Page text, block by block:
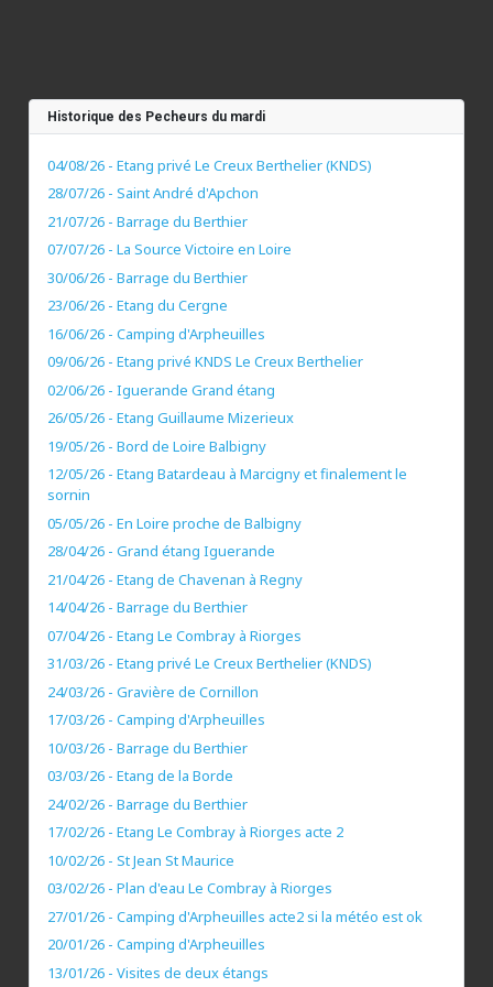
Historique des Pecheurs du mardi
04/08/26 - Etang privé Le Creux Berthelier (KNDS)
28/07/26 - Saint André d'Apchon
21/07/26 - Barrage du Berthier
07/07/26 - La Source Victoire en Loire
30/06/26 - Barrage du Berthier
23/06/26 - Etang du Cergne
16/06/26 - Camping d'Arpheuilles
09/06/26 - Etang privé KNDS Le Creux Berthelier
02/06/26 - Iguerande Grand étang
26/05/26 - Etang Guillaume Mizerieux
19/05/26 - Bord de Loire Balbigny
12/05/26 - Etang Batardeau à Marcigny et finalement le
sornin
05/05/26 - En Loire proche de Balbigny
28/04/26 - Grand étang Iguerande
21/04/26 - Etang de Chavenan à Regny
14/04/26 - Barrage du Berthier
07/04/26 - Etang Le Combray à Riorges
31/03/26 - Etang privé Le Creux Berthelier (KNDS)
24/03/26 - Gravière de Cornillon
17/03/26 - Camping d'Arpheuilles
10/03/26 - Barrage du Berthier
03/03/26 - Etang de la Borde
24/02/26 - Barrage du Berthier
17/02/26 - Etang Le Combray à Riorges acte 2
10/02/26 - St Jean St Maurice
03/02/26 - Plan d'eau Le Combray à Riorges
27/01/26 - Camping d'Arpheuilles acte2 si la météo est ok
20/01/26 - Camping d'Arpheuilles
13/01/26 - Visites de deux étangs